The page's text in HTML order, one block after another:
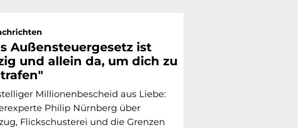
Außensteuergesetz ist
und allein da, um dich zu
Millionenbescheid aus Liebe:
Philip Nürnberg über
Flickschusterei und die Grenzen